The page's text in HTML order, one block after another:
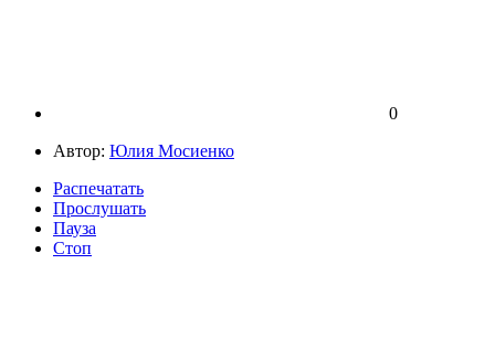
0
Автор: Юлия Мосиенко
Распечатать
Прослушать
Пауза
Стоп